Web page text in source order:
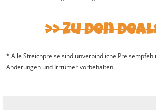
>> Zu den
* Alle Streichpreise sind unverbindliche
Änderungen und Irrtümer vorbehalten.